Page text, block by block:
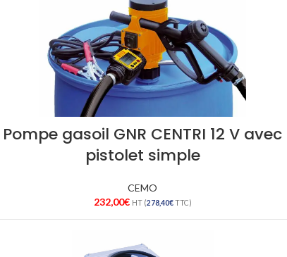
Pompe gasoil GNR CENTRI 12 V avec
pistolet simple
CEMO
232,00€ HT (278,40€TTC)